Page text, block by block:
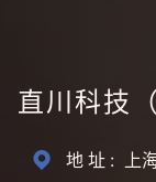
直川科技
地址: 上